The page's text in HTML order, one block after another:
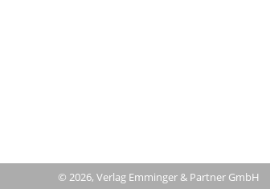
© 2026, Verlag Emminger & Partner GmbH